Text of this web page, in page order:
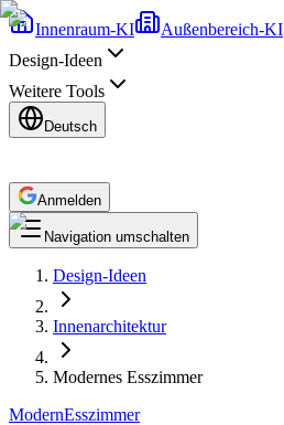
Innenraum-KI
Außenbereich-KI
Design-Ideen
Weitere Tools
Deutsch
Anmelden
Navigation umschalten
Design-Ideen
Innenarchitektur
Modernes Esszimmer
ModernEsszimmer